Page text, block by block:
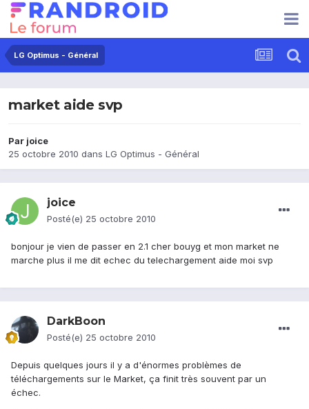
LG Optimus - Général
market aide svp
Par joice
25 octobre 2010 dans LG Optimus - Général
joice
Posté(e) 25 octobre 2010
bonjour je vien de passer en 2.1 cher bouyg et mon market ne
marche plus il me dit echec du telechargement aide moi svp
DarkBoon
Posté(e) 25 octobre 2010
Depuis quelques jours il y a d'énormes problèmes de
téléchargements sur le Market, ça finit très souvent par un
échec.